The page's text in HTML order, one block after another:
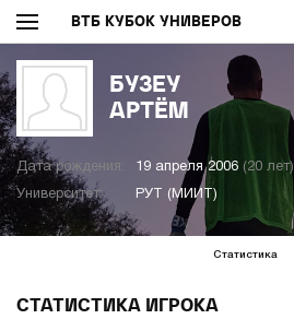
ВТБ КУБОК УНИВЕРОВ
БУЗЕУ
АРТЁМ
Дата рождения: 19 апреля 2006 (20 лет)
Университет: РУТ (МИИТ)
Статистика
СТАТИСТИКА ИГРОКА